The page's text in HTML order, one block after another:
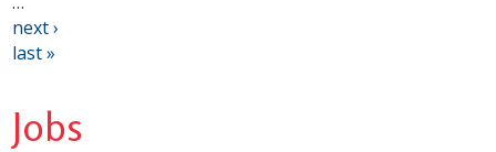
next ›
last »
Jobs